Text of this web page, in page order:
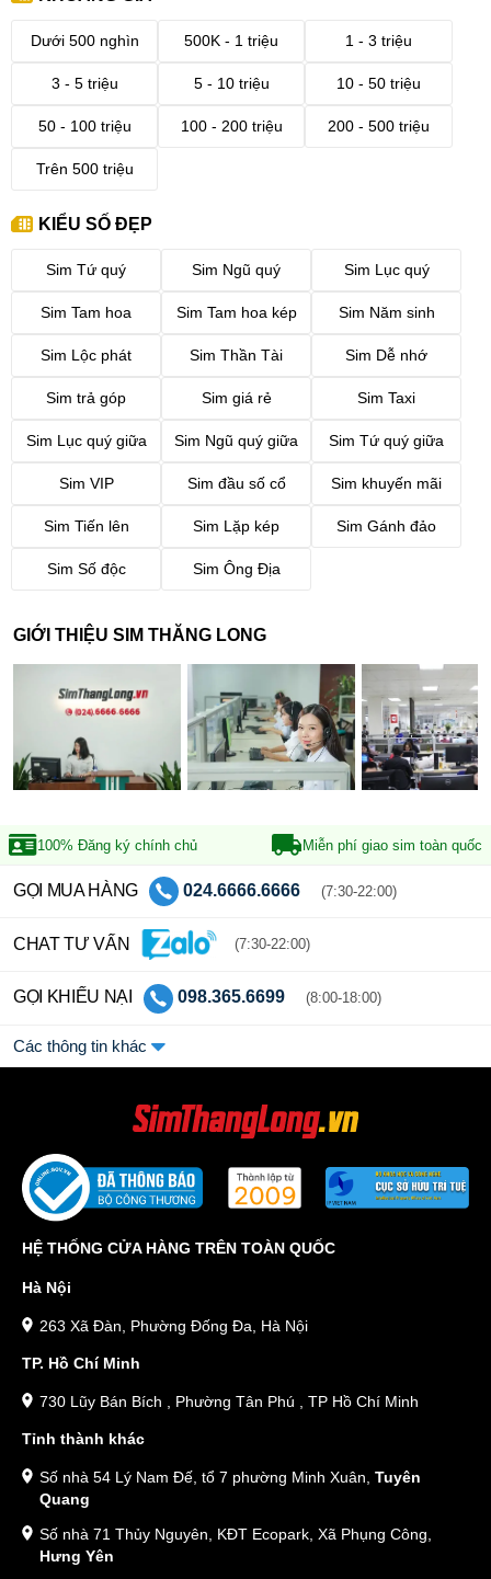
Dưới 500 nghìn 500K - 1 triệu 1 - 3 triệu
3 - 5 triệu 5 - 10 triệu 10 - 50 triệu
50 - 100 triệu 100 - 200 triệu 200 - 500 triệu
Trên 500 triệu
KIỂU SỐ ĐẸP
Sim Tứ quý Sim Ngũ quý Sim Lục quý
Sim Tam hoa Sim Tam hoa kép Sim Năm sinh
Sim Lộc phát Sim Thần Tài Sim Dễ nhớ
Sim trả góp Sim giá rẻ Sim Taxi
Sim Lục quý giữa Sim Ngũ quý giữa Sim Tứ quý giữa
Sim VIP Sim đầu số cổ Sim khuyến mãi
Sim Tiến lên Sim Lặp kép Sim Gánh đảo
Sim Số độc Sim Ông Địa
GIỚI THIỆU SIM THĂNG LONG
100% Đăng ký chính chủ Miễn phí giao sim toàn quốc
GỌI MUA HÀNG 024.6666.6666 (7:30-22:00)
CHAT TƯ VẤN (7:30-22:00)
GỌI KHIẾU NẠI 098.365.6699 (8:00-18:00)
Các thông tin khác
HỆ THỐNG CỬA HÀNG TRÊN TOÀN QUỐC
Hà Nội
263 Xã Đàn, Phường Đống Đa, Hà Nội
TP. Hồ Chí Minh
730 Lũy Bán Bích , Phường Tân Phú , TP Hồ Chí Minh
Tỉnh thành khác
Số nhà 54 Lý Nam Đế, tổ 7 phường Minh Xuân, Tuyên
Quang
Số nhà 71 Thủy Nguyên, KĐT Ecopark, Xã Phụng Công,
Hưng Yên